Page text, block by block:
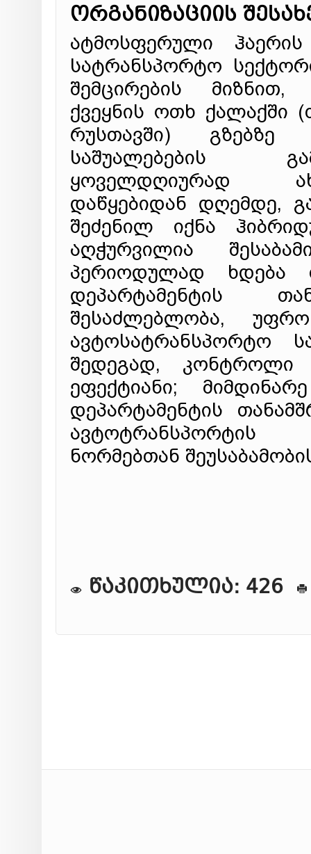
ორგანიზაციის
ატმოსფერული ჰაერის
სატრანსპორტო
შემცირების მიზნით,
ქვეყნის ოთხ ქალაქში
რუსთავში) გზებზე
საშუალებების
ყოველდღიურად
დაწყებიდან დღემდე,
შეძენილ იქნა
აღჭურვილია
პერიოდულად ხდება
დეპარტამენტის
შესაძლებლობა,
ავტოსატრანსპორტო
შედეგად,
ეფექტიანი;
დეპარტამენტის
ავტოტრანსპორტის
ნორმებთან
წაკითხულია: 426